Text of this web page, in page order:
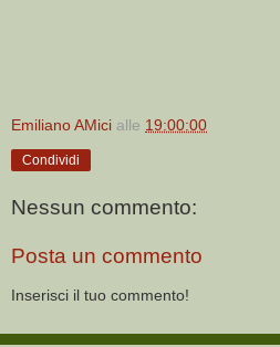
Emiliano AMici alle 19:00:00
Condividi
Nessun commento:
Posta un commento
Inserisci il tuo commento!